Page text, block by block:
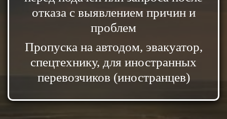
отказа с выявлением причин и
проблем
Пропуска на автодом, эвакуатор,
спецтехнику, для иностранных
перевозчиков (иностранцев)